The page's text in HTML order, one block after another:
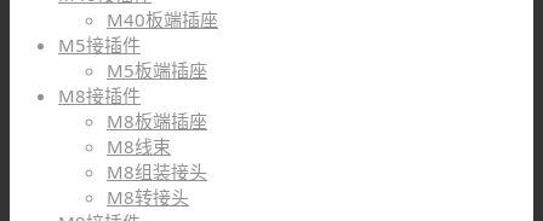
M40板端插座
M5接插件
M5板端插座
M8接插件
M8板端插座
M8线束
M8组装接头
M8转接头